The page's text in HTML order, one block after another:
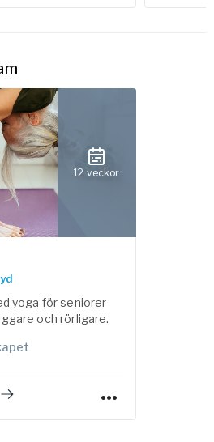
12 veckor
yoga för seniorer
och rörligare.